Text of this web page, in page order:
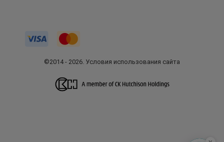
©2014 - 2026. Условия использования сайта